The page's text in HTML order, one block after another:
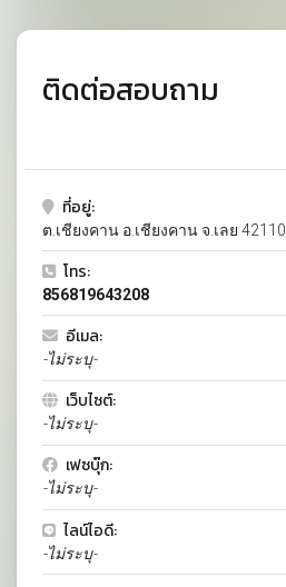
ติดต่อสอบถาม
ที่อยู่:
ต.เชียงคาน อ.เชียงคาน จ.เลย 42110
โทร:
856819643208
อีเมล:
-ไม่ระบุ-
เว็บไซต์:
-ไม่ระบุ-
เฟซบุ๊ก:
-ไม่ระบุ-
ไลน์ไอดี:
-ไม่ระบุ-